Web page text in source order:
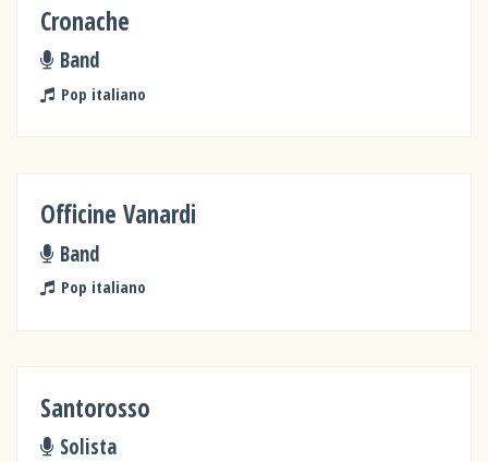
Cronache
Band
Pop italiano
Officine Vanardi
Band
Pop italiano
Santorosso
Solista